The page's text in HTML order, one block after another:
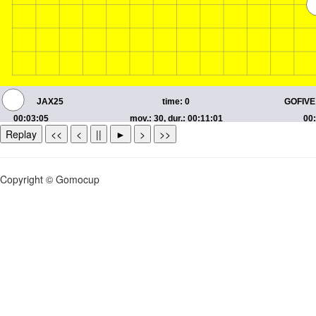
Replay << < || ► > >>
Copyright © Gomocup